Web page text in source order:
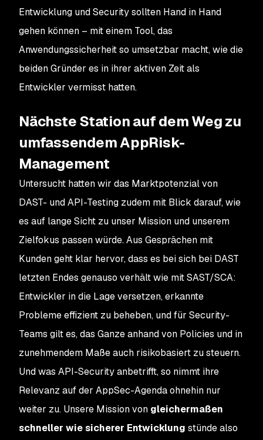
Entwicklung und Security sollten Hand in Hand
gehen können – mit einem Tool, das
Anwendungssicherheit so umsetzbar macht, wie die
beiden Gründer es in ihrer aktiven Zeit als
Entwickler vermisst hatten.
Nächste Station auf dem Weg zu
umfassendem AppRisk-
Management
Untersucht hatten wir das Marktpotenzial von
DAST- und API-Testing zudem mit Blick darauf, wie
es auf lange Sicht zu unser Mission und unserem
Zielfokus passen würde. Aus Gesprächen mit
Kunden geht klar hervor, dass es bei sich bei DAST
letzten Endes genauso verhält wie mit SAST/SCA:
Entwickler in die Lage versetzen, erkannte
Probleme effizient zu beheben, und für Security-
Teams gilt es, das Ganze anhand von Policies und in
zunehmendem Maße auch risikobasiert zu steuern.
Und was API-Security anbetrifft, so nimmt ihre
Relevanz auf der AppSec-Agenda ohnehin nur
weiter zu. Unsere Mission von gleichermaßen
schneller wie sicherer Entwicklung stünde also